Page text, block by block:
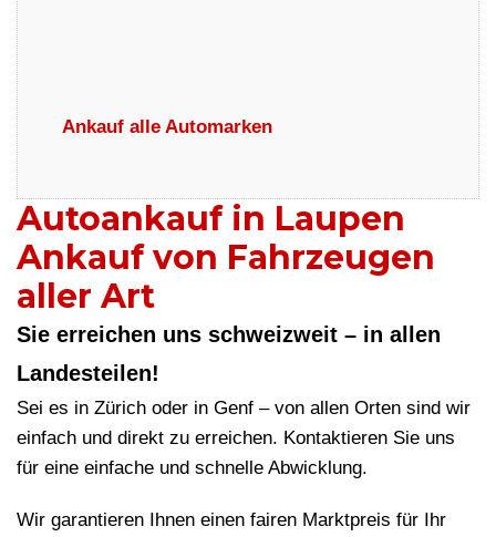
Ankauf alle Automarken
Autoankauf in Laupen
Ankauf von Fahrzeugen
aller Art
Sie erreichen uns schweizweit – in allen
Landesteilen!
Sei es in Zürich oder in Genf – von allen Orten sind wir
einfach und direkt zu erreichen. Kontaktieren Sie uns
für eine einfache und schnelle Abwicklung.
Wir garantieren Ihnen einen fairen Marktpreis für Ihr